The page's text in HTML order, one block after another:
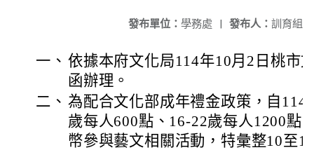
發布人： 訓育組
發布單位： 學務處 |
一、 依據本府文化局114年10月2日桃市
函辦理。
二、 為配合文化部成年禮金政策，自114
歲每人600點、16-22歲每人1200點
幣參與藝文相關活動，特彙整10至